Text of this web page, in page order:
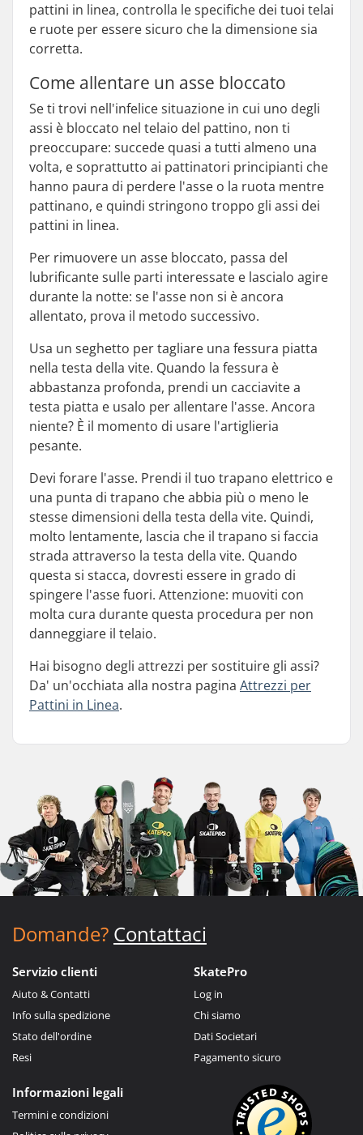
pattini in linea, controlla le specifiche dei tuoi telai
e ruote per essere sicuro che la dimensione sia
corretta.
Come allentare un asse bloccato
Se ti trovi nell'infelice situazione in cui uno degli
assi è bloccato nel telaio del pattino, non ti
preoccupare: succede quasi a tutti almeno una
volta, e soprattutto ai pattinatori principianti che
hanno paura di perdere l'asse o la ruota mentre
pattinano, e quindi stringono troppo gli assi dei
pattini in linea.
Per rimuovere un asse bloccato, passa del
lubrificante sulle parti interessate e lascialo agire
durante la notte: se l'asse non si è ancora
allentato, prova il metodo successivo.
Usa un seghetto per tagliare una fessura piatta
nella testa della vite. Quando la fessura è
abbastanza profonda, prendi un cacciavite a
testa piatta e usalo per allentare l'asse. Ancora
niente? È il momento di usare l'artiglieria
pesante.
Devi forare l'asse. Prendi il tuo trapano elettrico e
una punta di trapano che abbia più o meno le
stesse dimensioni della testa della vite. Quindi,
molto lentamente, lascia che il trapano si faccia
strada attraverso la testa della vite. Quando
questa si stacca, dovresti essere in grado di
spingere l'asse fuori. Attenzione: muoviti con
molta cura durante questa procedura per non
danneggiare il telaio.
Hai bisogno degli attrezzi per sostituire gli assi?
Da' un'occhiata alla nostra pagina Attrezzi per
Pattini in Linea.
Domande? Contattaci
Servizio clienti
Aiuto & Contatti
Info sulla spedizione
Stato dell'ordine
Resi
SkatePro
Log in
Chi siamo
Dati Societari
Pagamento sicuro
Informazioni legali
Termini e condizioni